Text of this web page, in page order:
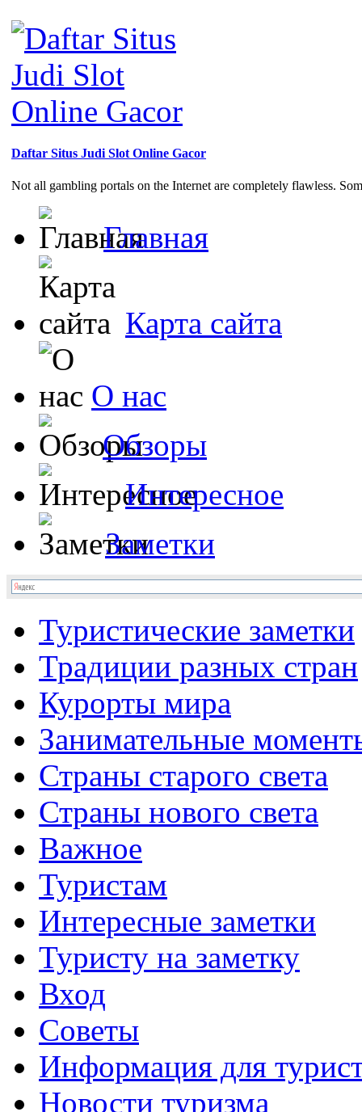
Daftar Situs Judi Slot Online Gacor
Not all gambling portals on the Internet are completely flawless.
Главная
Карта сайта
О нас
Обзоры
Интересное
Заметки
Туристические заметки
Традиции разных стран
Курорты мира
Занимательные
Страны старого света
Страны нового света
Важное
Туристам
Интересные заметки
Туристу на заметку
Вход
Советы
Информация для
Новости туризма